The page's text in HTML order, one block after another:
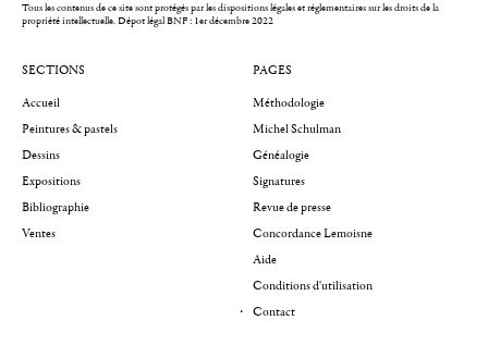
Tous les contenus de ce site sont protégés par les dispositions légales et réglementaires sur les droits de la
propriété intellectuelle.Dépot légal BNF : 1er décembre 2022
SECTIONS
Accueil
Peintures & pastels
Dessins
Expositions
Bibliographie
Ventes
PAGES
Méthodologie
Michel Schulman
Généalogie
Signatures
Revue de presse
Concordance Lemoisne
Aide
Conditions d'utilisation
Contact